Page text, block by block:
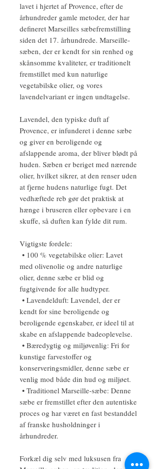
lavet i hjertet af Provence, efter de
århundreder gamle metoder, der har
defineret Marseilles sæbefremstilling
siden det 17. århundrede. Marseille-
sæben, der er kendt for sin renhed og
skånsomme kvaliteter, er traditionelt
fremstillet med kun naturlige
vegetabilske olier, og vores
lavendelvariant er ingen undtagelse.
Lavendel, den typiske duft af
Provence, er infunderet i denne sæbe
og giver en beroligende og
afslappende aroma, der bliver blødt på
huden. Sæben er beriget med nærende
olier, hvilket sikrer, at den renser uden
at fjerne hudens naturlige fugt. Det
vedhæftede reb gør det praktisk at
hænge i bruseren eller opbevare i en
skuffe, så duften kan fylde dit rum.
Vigtigste fordele:
• 100 % vegetabilske olier: Lavet
med olivenolie og andre naturlige
olier, denne sæbe er blid og
fugtgivende for alle hudtyper.
• Lavendelduft: Lavendel, der er
kendt for sine beroligende og
beroligende egenskaber, er ideel til at
skabe en afslappende badeoplevelse.
• Bæredygtig og miljøvenlig: Fri for
kunstige farvestoffer og
konserveringsmidler, denne sæbe er
venlig mod både din hud og miljøet.
• Traditionel Marseille-sæbe: Denne
sæbe er fremstillet efter den autentiske
proces og har været en fast bestanddel
af franske husholdninger i
århundreder.
Forkæl dig selv med luksusen fra